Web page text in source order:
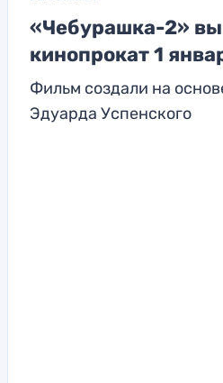
«Чебурашка-2»
кинопрокат 1
Фильм создали на
Эдуарда Успенского